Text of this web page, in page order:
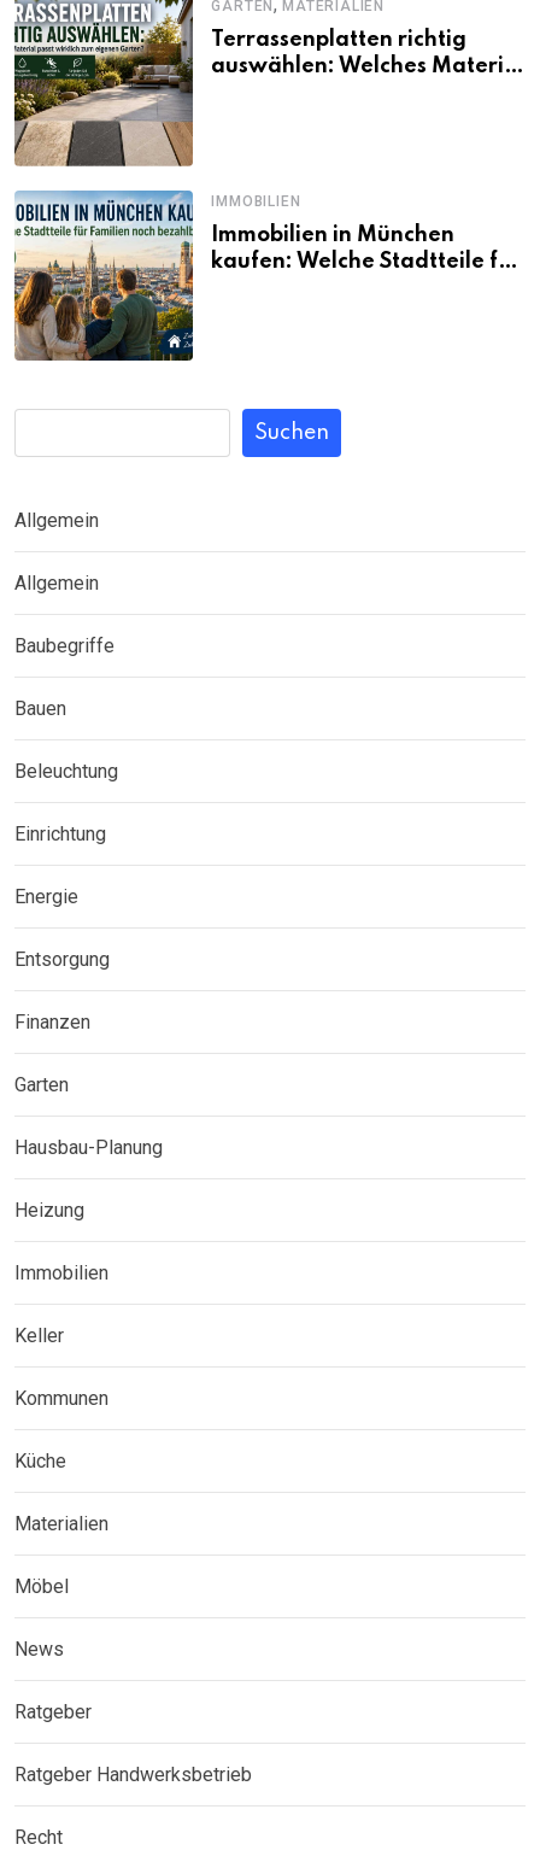
GARTEN MATERIALIEN
Terrassenplatten richtig
auswählen: Welches Material
IMMOBILIEN
Immobilien in München
kaufen: Welche Stadtteile für
Suchen
Allgemein
Allgemein
Baubegriffe
Bauen
Beleuchtung
Einrichtung
Energie
Entsorgung
Finanzen
Garten
Hausbau-Planung
Heizung
Immobilien
Keller
Kommunen
Küche
Materialien
Möbel
News
Ratgeber
Ratgeber Handwerksbetrieb
Recht